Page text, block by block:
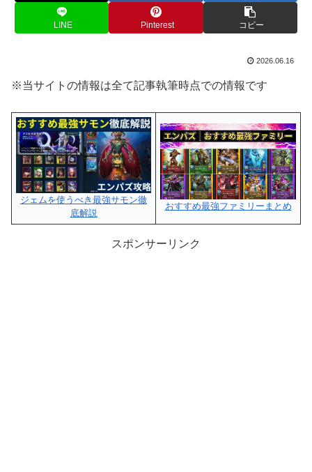
LINE Pinterest コピー
2026.06.16
※当サイトの情報は全て記事執筆時点での情報です
ジェムを使うべき最強サモン徹
底解説
おすすめ最強ファミリーまとめ
スポンサーリンク